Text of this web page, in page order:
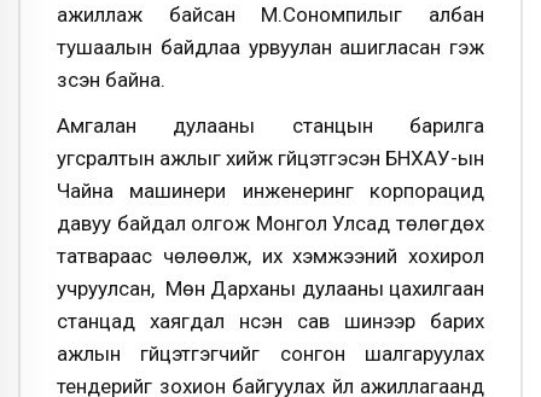
ажиллаж байсан М.Сономпилыг албан
тушаалын байдлаа урвуулан ашигласан гэж
үзсэн байна.
Амгалан дулааны станцын барилга
угсралтын ажлыг хийж гүйцэтгэсэн БНХАУ-ын
Чайна машинери инженеринг корпорацид
давуу байдал олгож Монгол Улсад төлөгдөх
татвараас чөлөөлж, их хэмжээний хохирол
учруулсан, Мөн Дарханы дулааны цахилгаан
станцад хаягдал үнсэн сав шинээр барих
ажлын гүйцэтгэгчийг сонгон шалгаруулах
тендерийг зохион байгуулах үйл ажиллагаанд